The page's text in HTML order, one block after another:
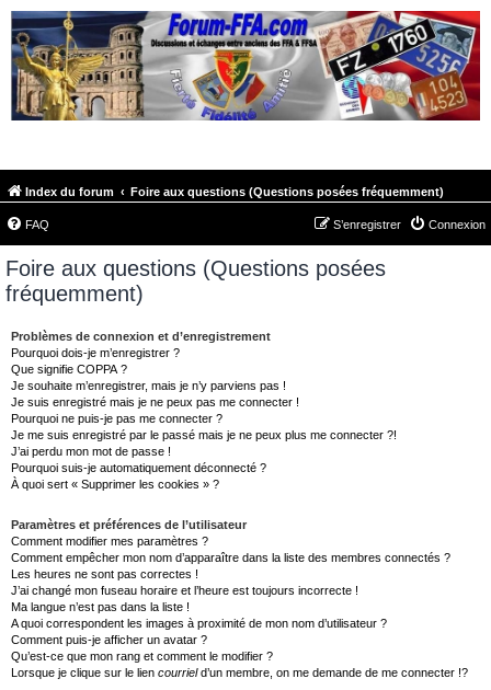
Index du forum Foire aux questions (Questions posées fréquemment)
FAQ Connexion
S’enregistrer
Foire aux questions (Questions posées
fréquemment)
Problèmes de connexion et d’enregistrement
Pourquoi dois-je m’enregistrer ?
Que signifie COPPA ?
Je souhaite m’enregistrer, mais je n’y parviens pas !
Je suis enregistré mais je ne peux pas me connecter !
Pourquoi ne puis-je pas me connecter ?
Je me suis enregistré par le passé mais je ne peux plus me connecter ?!
J’ai perdu mon mot de passe !
Pourquoi suis-je automatiquement déconnecté ?
À quoi sert « Supprimer les cookies » ?
Paramètres et préférences de l’utilisateur
Comment modifier mes paramètres ?
Comment empêcher mon nom d’apparaître dans la liste des membres connectés ?
Les heures ne sont pas correctes !
J’ai changé mon fuseau horaire et l’heure est toujours incorrecte !
Ma langue n’est pas dans la liste !
A quoi correspondent les images à proximité de mon nom d’utilisateur ?
Comment puis-je afficher un avatar ?
Qu’est-ce que mon rang et comment le modifier ?
Lorsque je clique sur le lien courrield’un membre, on me demande de me connecter !?